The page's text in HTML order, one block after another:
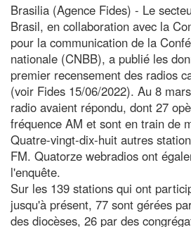
Brasilia (Agence Fides) - Le
Brasil, en collaboration avec la
pour la communication de la
nationale (CNBB), a publié les
premier recensement des radios
(voir Fides 15/06/2022). Au 8
radio avaient répondu, dont 27
fréquence AM et sont en train de
Quatre-vingt-dix-huit autres
FM. Quatorze webradios ont
l'enquête.
Sur les 139 stations qui ont
jusqu'à présent, 77 sont gérées
des diocèses, 26 par des